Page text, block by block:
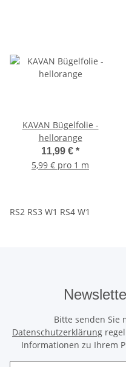
KAVAN Bügelfolie -
hellorange
11,99 € *
5,99 € pro 1 m
RS2 RS3 W1 RS4 W1
Bitte senden Sie
Datenschutzerklärung
Informationen zu Ihrem